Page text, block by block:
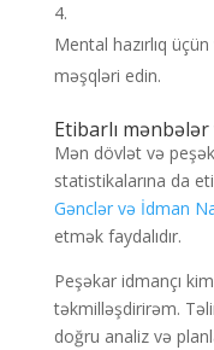
Mental hazırlıq
məşqləri edin.
Etibarlı
Mən dövlət və
statistikalarına da
Gənclər və İdman
etmək faydalıdır.
Peşəkar idmançı
təkmilləşdirirəm.
doğru analiz və